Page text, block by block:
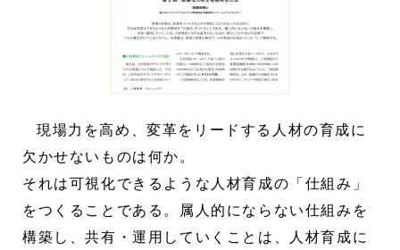
現場力を高め、変革をリードする人材の育成に
欠かせないものは何か。
それは可視化できるような人材育成の「仕組み」
をつくることである。属人的にならない仕組みを
構築し、共有・運用していくことは、人材育成に